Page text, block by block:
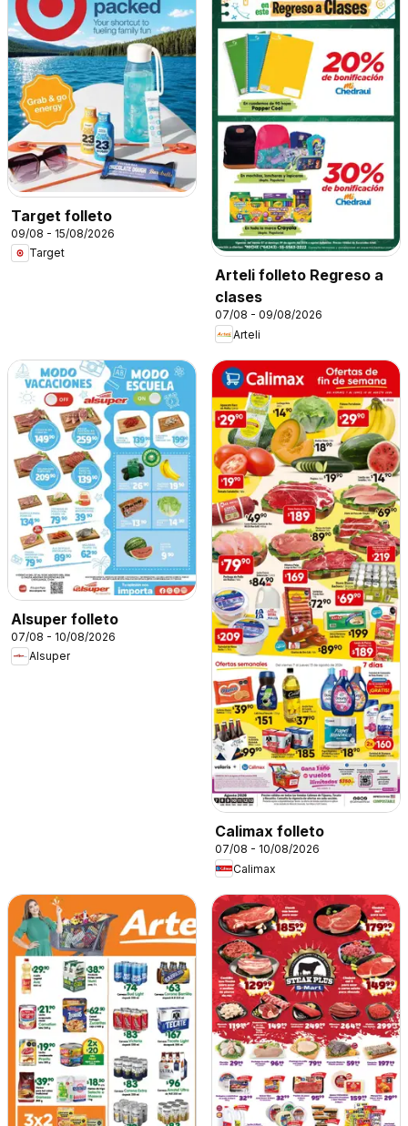
Target folleto
09/08 - 15/08/2026
Target
Arteli folleto Regreso a
clases
07/08 - 09/08/2026
Arteli
Alsuper folleto
07/08 - 10/08/2026
Alsuper
Calimax folleto
07/08 - 10/08/2026
Calimax